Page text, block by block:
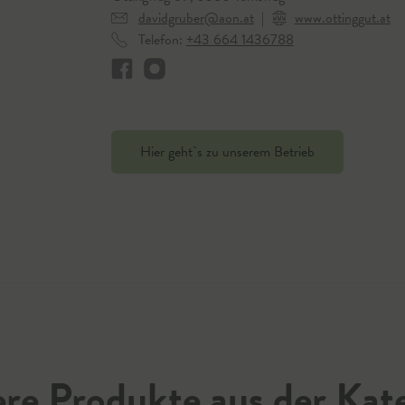
davidgruber@aon.at |
www.ottinggut.at
Telefon: +43 664 1436788
Hier geht`s zu unserem Betrieb